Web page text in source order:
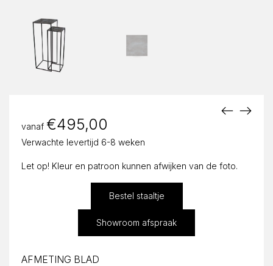
vanaf €495,00
Verwachte levertijd 6-8 weken
Let op! Kleur en patroon kunnen afwijken van de foto.
Bestel staaltje
Showroom afspraak
AFMETING BLAD